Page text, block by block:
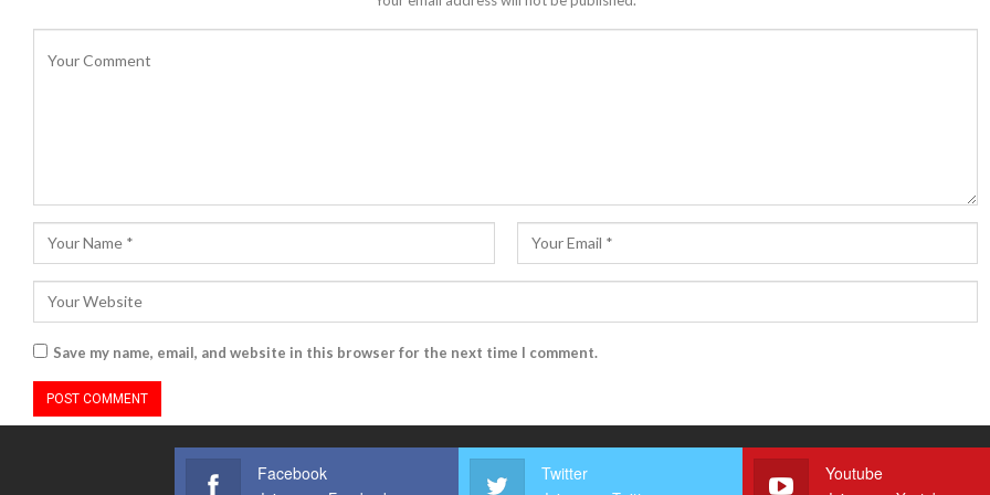
Save my name, email, and website in this browser for the next time I comment.
Facebook Twitter Youtube